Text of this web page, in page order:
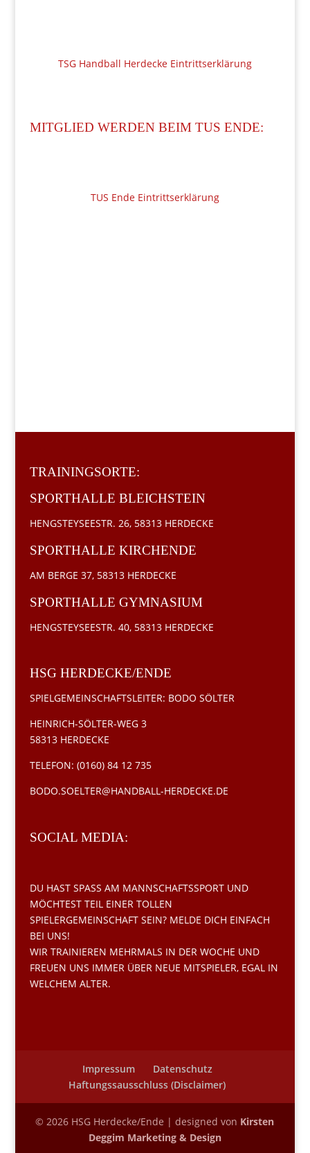
TSG Handball Herdecke Eintrittserklärung
MITGLIED WERDEN BEIM TUS ENDE:
TUS Ende Eintrittserklärung
TRAININGSORTE:
SPORTHALLE BLEICHSTEIN
HENGSTEYSEESTR. 26, 58313 HERDECKE
SPORTHALLE KIRCHENDE
AM BERGE 37, 58313 HERDECKE
SPORTHALLE GYMNASIUM
HENGSTEYSEESTR. 40, 58313 HERDECKE
HSG HERDECKE/ENDE
SPIELGEMEINSCHAFTSLEITER: BODO SÖLTER
HEINRICH-SÖLTER-WEG 3
58313 HERDECKE
TELEFON: (0160) 84 12 735
BODO.SOELTER@HANDBALL-HERDECKE.DE
SOCIAL MEDIA:
DU HAST SPASS AM MANNSCHAFTSSPORT UND M
ÖCHTEST TEIL EINER TOLLEN S
PIELERGEMEINSCHAFT SEIN? MELDE DICH EINFACH B
EI UNS!
WIR TRAINIEREN MEHRMALS IN DER WOCHE UND
FREUEN UNS IMMER ÜBER NEUE MITSPIELER, EGAL IN
WELCHEM ALTER.
Impressum
Datenschutz
Haftungssausschluss (Disclaimer)
© 2026 HSG Herdecke/Ende | designed von Kirsten
Deggim Marketing & Design